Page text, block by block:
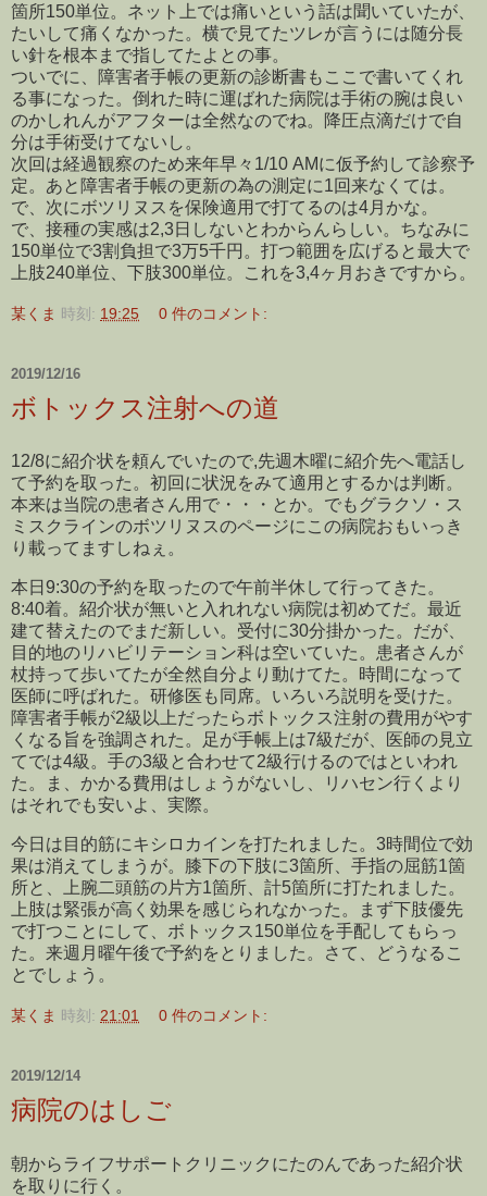
箇所150単位。ネット上では痛いという話は聞いていたが、
たいして痛くなかった。横で見てたツレが言うには随分長
い針を根本まで指してたよとの事。
ついでに、障害者手帳の更新の診断書もここで書いてくれ
る事になった。倒れた時に運ばれた病院は手術の腕は良い
のかしれんがアフターは全然なのでね。降圧点滴だけで自
分は手術受けてないし。
次回は経過観察のため来年早々1/10 AMに仮予約して診察予
定。あと障害者手帳の更新の為の測定に1回来なくては。
で、次にボツリヌスを保険適用で打てるのは4月かな。
で、接種の実感は2,3日しないとわからんらしい。ちなみに
150単位で3割負担で3万5千円。打つ範囲を広げると最大で
上肢240単位、下肢300単位。これを3,4ヶ月おきですから。
某くま 時刻: 19:25 0 件のコメント:
2019/12/16
ボトックス注射への道
12/8に紹介状を頼んでいたので,先週木曜に紹介先へ電話し
て予約を取った。初回に状況をみて適用とするかは判断。
本来は当院の患者さん用で・・・とか。でもグラクソ・ス
ミスクラインのボツリヌスのページにこの病院おもいっき
り載ってますしねぇ。
本日9:30の予約を取ったので午前半休して行ってきた。
8:40着。紹介状が無いと入れれない病院は初めてだ。最近
建て替えたのでまだ新しい。受付に30分掛かった。だが、
目的地のリハビリテーション科は空いていた。患者さんが
杖持って歩いてたが全然自分より動けてた。時間になって
医師に呼ばれた。研修医も同席。いろいろ説明を受けた。
障害者手帳が2級以上だったらボトックス注射の費用がやす
くなる旨を強調された。足が手帳上は7級だが、医師の見立
てでは4級。手の3級と合わせて2級行けるのではといわれ
た。ま、かかる費用はしょうがないし、リハセン行くより
はそれでも安いよ、実際。
今日は目的筋にキシロカインを打たれました。3時間位で効
果は消えてしまうが。膝下の下肢に3箇所、手指の屈筋1箇
所と、上腕二頭筋の片方1箇所、計5箇所に打たれました。
上肢は緊張が高く効果を感じられなかった。まず下肢優先
で打つことにして、ボトックス150単位を手配してもらっ
た。来週月曜午後で予約をとりました。さて、どうなるこ
とでしょう。
某くま 時刻: 21:01 0 件のコメント:
2019/12/14
病院のはしご
朝からライフサポートクリニックにたのんであった紹介状
を取りに行く。